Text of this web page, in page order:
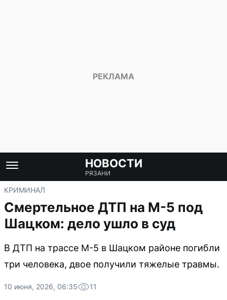
НОВОСТИ
РЯЗАНИ
КРИМИНАЛ
Смертельное ДТП на М-5 под
Шацком: дело ушло в суд
В ДТП на трассе М-5 в Шацком районе погибли
три человека, двое получили тяжелые травмы.
10 июня, 2026, 06:35 11